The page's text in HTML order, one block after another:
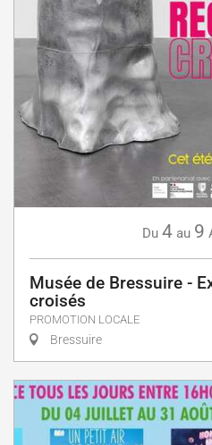
Du 4 au 9
Musée de Bressuire -
croisés
PROMOTION LOCALE
Bressuire